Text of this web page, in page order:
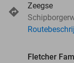
Zeegse
Fletcher